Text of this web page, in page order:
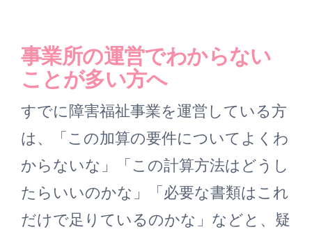
事業所の運営でわからない
ことが多い方へ
すでに障害福祉事業を運営している方
は、「この加算の要件についてよくわ
からないな」「この計算方法はどうし
たらいいのかな」「必要な書類はこれ
だけで足りているのかな」などと、疑